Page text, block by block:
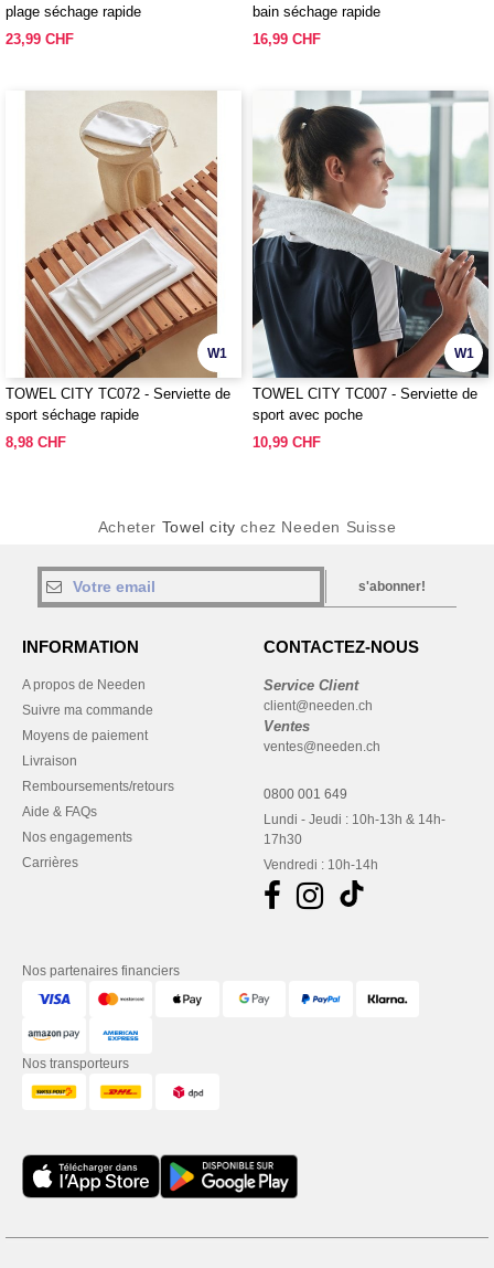
plage séchage rapide
23,99 CHF
bain séchage rapide
16,99 CHF
W1
TOWEL CITY TC072 - Serviette de
sport séchage rapide
8,98 CHF
W1
TOWEL CITY TC007 - Serviette de
sport avec poche
10,99 CHF
Acheter Towel city chez Needen Suisse
s'abonner!
INFORMATION
A propos de Needen
Suivre ma commande
Moyens de paiement
Livraison
Remboursements/retours
Aide & FAQs
Nos engagements
Carrières
CONTACTEZ-NOUS
Service Client
client@needen.ch
Ventes
ventes@needen.ch
0800 001 649
Lundi - Jeudi : 10h-13h & 14h-
17h30
Vendredi : 10h-14h
Nos partenaires financiers
Nos transporteurs